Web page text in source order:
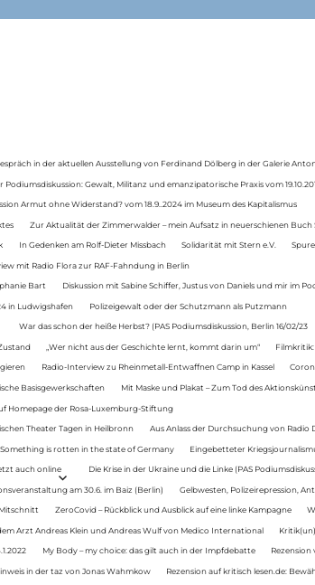
in der aktuellen Ausstellung von Ferdinand Dölberg in der Galerie
Gewalt, Militanz und emanzipatorische Praxis vom
Armut ohne Widerstand? vom 18.9..2024 im Museum des Kapitalismus
Zur Aktualität der Zimmerwalder – mein Aufsatz in neuerschienen Buch
In Gedenken am Rolf-Dieter Missbach Solidarität mit Stern e.V.
mit Radio Flora zur RAF-Fahndung in Berlin
Bart Diskussion mit Sabine Schiffer, Justus von Daniels und mir im
in Ludwigshafen Polizeigewalt oder der Schutzmann als Putzmann
War das schon der heiße Herbst? (PAS Podiumsdiskussion, Berlin 16/02/23
„Wer nicht aus der Geschichte lernt, kommt darin um“ Filmkritik:
Radio-Interview zu Rheinmetall-Entwaffnen Camp in Kassel
Basisgewerkschaften Mit Maske und Plakat – Zum Tod des
Homepage der Rosa-Luxemburg-Stiftung
Theater Tagen in Heilbronn Aus Anlass der Durchsuchung von Radio
Something is rotten in the state of Germany Eingebetteter
auch online Die Krise in der Ukraine und die Linke (PAS
am 30.6. im Baiz (Berlin) Gelbwesten, Polizeirepression,
ZeroCovid – Rückblick und Ausblick auf eine linke Kampagne
Arzt Andreas Klein und Andreas Wulf von Medico International
My Body – my choice: das gilt auch in der Impfdebatte
in der taz von Jonas Wahmkow Rezension auf kritisch lesen.de: